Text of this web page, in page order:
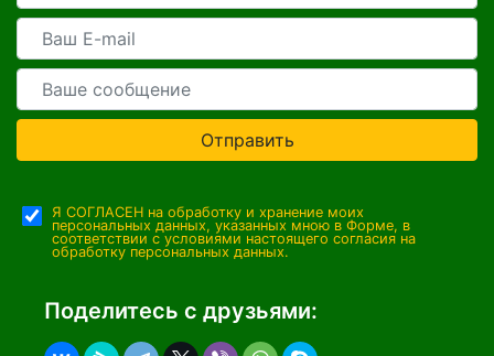
Отправить
Я СОГЛАСЕН на обработку и хранение моих
персональных данных, указанных мною в Форме, в
соответствии с условиями настоящего согласия на
обработку персональных данных.
Поделитесь с друзьями: